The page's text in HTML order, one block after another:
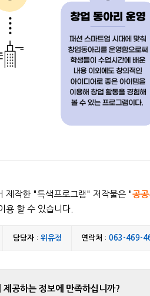
제작한 "특색프로그램 " 저작물은 "공공
용 할 수 있습니다.
담당자: 위유정 연락처 : 063-469-
제공하는 정보에 만족하십니까?